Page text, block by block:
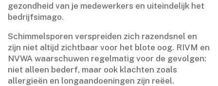
gezondheid van je medewerkers en uiteindelijk het
bedrijfsimago.​
Schimmelsporen verspreiden zich razendsnel en
zijn niet altijd zichtbaar voor het blote oog.​ RIVM en
NVWA waarschuwen regelmatig voor de gevolgen:
niet alleen bederf, maar ook klachten zoals
allergieën en longaandoeningen zijn reëel.​